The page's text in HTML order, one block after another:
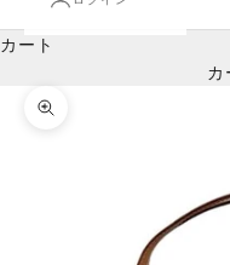
カート
カ
ズームイン